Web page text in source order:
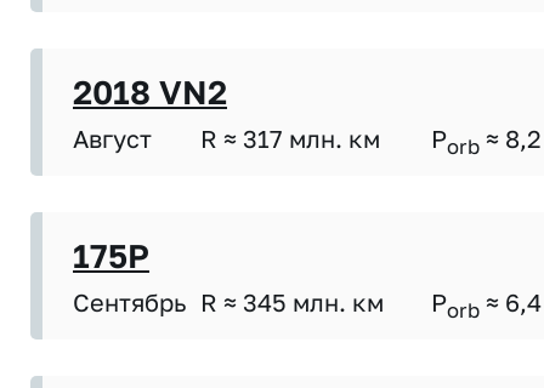
2018 VN2
Август R ≈ 317 млн. км Porb ≈ 8,2
175P
Сентябрь R ≈ 345 млн. км Porb ≈ 6,4